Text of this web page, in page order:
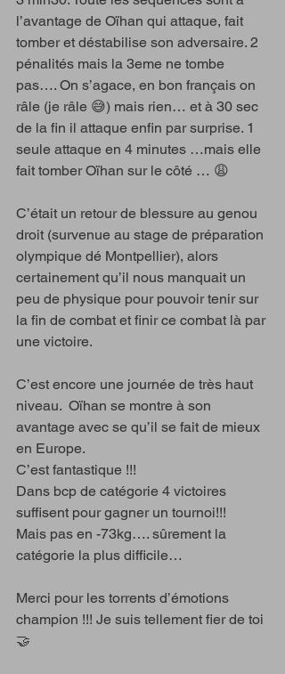
l’avantage de Oïhan qui attaque, fait
tomber et déstabilise son adversaire. 2
pénalités mais la 3eme ne tombe
pas…. On s’agace, en bon français on
râle (je râle 😅) mais rien… et à 30 sec
de la fin il attaque enfin par surprise. 1
seule attaque en 4 minutes …mais elle
fait tomber Oïhan sur le côté … 😩
C’était un retour de blessure au genou
droit (survenue au stage de préparation
olympique dé Montpellier), alors
certainement qu’il nous manquait un
peu de physique pour pouvoir tenir sur
la fin de combat et finir ce combat là par
une victoire.
C’est encore une journée de très haut
niveau.  Oïhan se montre à son
avantage avec se qu’il se fait de mieux
en Europe.
C’est fantastique !!!
Dans bcp de catégorie 4 victoires
suffisent pour gagner un tournoi!!!
Mais pas en -73kg…. sûrement la
catégorie la plus difficile…
Merci pour les torrents d’émotions
champion !!! Je suis tellement fier de toi
🤝